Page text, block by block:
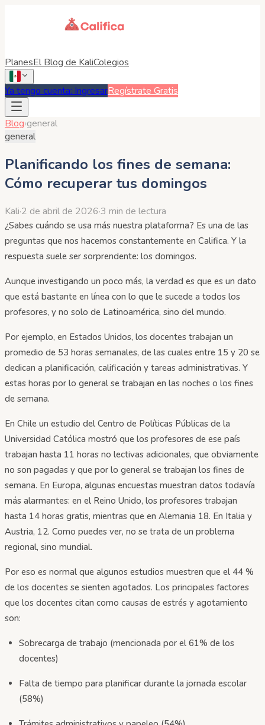
PlanesEl Blog de KaliColegios
Ya tengo cuenta: IngresarRegístrate Gratis
Blog›general
general
Planificando los fines de semana:
Cómo recuperar tus domingos
Kali·2 de abril de 2026·3 min de lectura
¿Sabes cuándo se usa más nuestra plataforma? Es una de las
preguntas que nos hacemos constantemente en Califica. Y la
respuesta suele ser sorprendente: los domingos.
Aunque investigando un poco más, la verdad es que es un dato
que está bastante en línea con lo que le sucede a todos los
profesores, y no solo de Latinoamérica, sino del mundo.
Por ejemplo, en Estados Unidos, los docentes trabajan un
promedio de 53 horas semanales, de las cuales entre 15 y 20 se
dedican a planificación, calificación y tareas administrativas. Y
estas horas por lo general se trabajan en las noches o los fines
de semana.
En Chile un estudio del Centro de Políticas Públicas de la
Universidad Católica mostró que los profesores de ese país
trabajan hasta 11 horas no lectivas adicionales, que obviamente
no son pagadas y que por lo general se trabajan los fines de
semana. En Europa, algunas encuestas muestran datos todavía
más alarmantes: en el Reino Unido, los profesores trabajan
hasta 14 horas gratis, mientras que en Alemania 18. En Italia y
Austria, 12. Como puedes ver, no se trata de un problema
regional, sino mundial.
Por eso es normal que algunos estudios muestren que el 44 %
de los docentes se sienten agotados. Los principales factores
que los docentes citan como causas de estrés y agotamiento
son:
Sobrecarga de trabajo (mencionada por el 61% de los
docentes)
Falta de tiempo para planificar durante la jornada escolar
(58%)